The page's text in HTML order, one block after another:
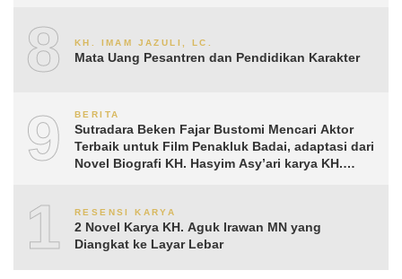
8 KH. IMAM JAZULI, LC.
Mata Uang Pesantren dan Pendidikan Karakter
9 BERITA
Sutradara Beken Fajar Bustomi Mencari Aktor
Terbaik untuk Film Penakluk Badai, adaptasi dari
Novel Biografi KH. Hasyim Asy’ari karya KH.
10RESENSI KARYA
2 Novel Karya KH. Aguk Irawan MN yang
Diangkat ke Layar Lebar